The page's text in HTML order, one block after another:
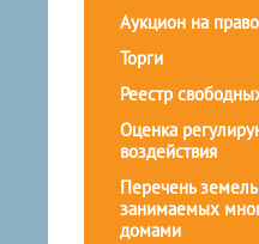
Аукцион на
Торги
Реестр
Оценка
воздействия
Перечень
занимаемых
домами